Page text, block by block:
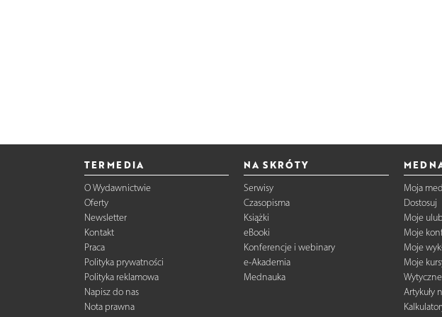
TERMEDIA
O Wydawnictwie
Oferty
Newsletter
Kontakt
Praca
Polityka prywatności
Polityka reklamowa
Napisz do nas
Nota prawna
NA SKRÓTY
Serwisy
Czasopisma
Książki
eBooki
Konferencje i webinary
e-Akademia
Mednauka
Moja
Dostosuj
Moje
Moje
Moje
Moje
Wytyczne
Artykuły